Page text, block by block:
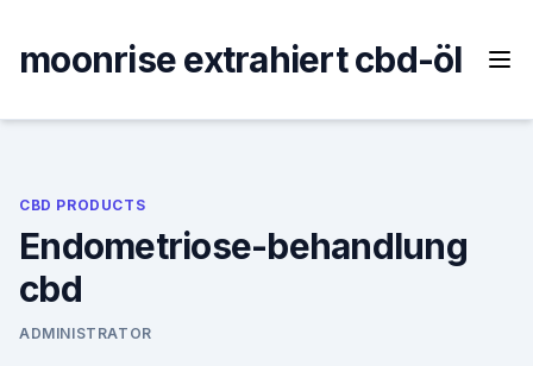
content
moonrise extrahiert cbd-öl
CBD PRODUCTS
Endometriose-behandlung
cbd
ADMINISTRATOR